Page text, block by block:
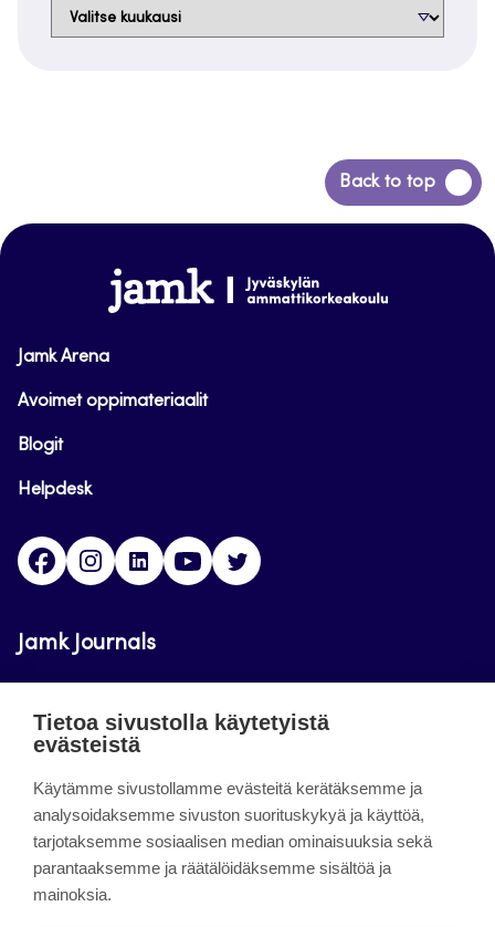
Arkistot
Back to top
Siirry
takaisin
www.jamk.fi
Jamk Arena
Avoimet oppimateriaalit
Blogit
Helpdesk
FacebookInstagram
LinkedInYoutube
Jamk Journals
luettavissa. Verkkolehtien tarkoituksena on tukea
innovaatiotoimintaa.
About the site
Jamkin verkkolehdet
Tietoa sivustolla käytetyistä
evästeistä
Käytämme sivustollamme evästeitä kerätäksemme ja
analysoidaksemme sivuston suorituskykyä ja käyttöä,
tarjotaksemme sosiaalisen median ominaisuuksia sekä
parantaaksemme ja räätälöidäksemme sisältöä ja
mainoksia.